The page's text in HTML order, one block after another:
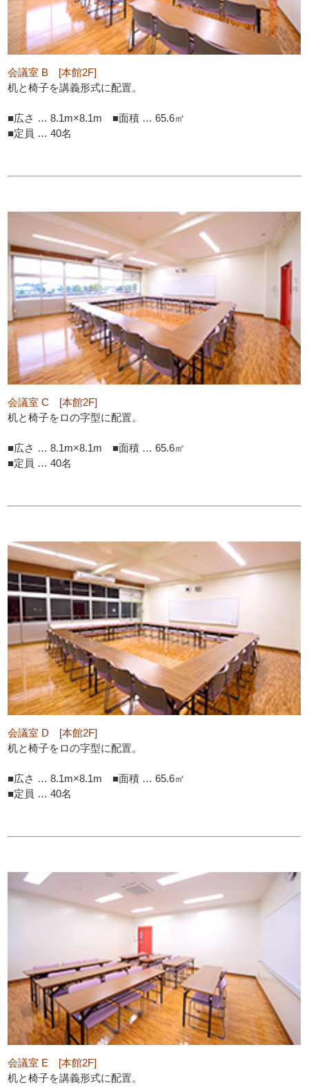
会議室 B [本館2F]
机と椅子を講義形式に配置。
■広さ … 8.1m×8.1m ■面積 … 65.6㎡
■定員 … 40名
会議室 C [本館2F]
机と椅子をロの字型に配置。
■広さ … 8.1m×8.1m ■面積 … 65.6㎡
■定員 … 40名
会議室 D [本館2F]
机と椅子をロの字型に配置。
■広さ … 8.1m×8.1m ■面積 … 65.6㎡
■定員 … 40名
会議室 E [本館2F]
机と椅子を講義形式に配置。